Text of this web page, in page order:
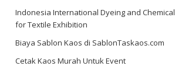
Indonesia International Dyeing and Chemical
for Textile Exhibition
Biaya Sablon Kaos di SablonTaskaos.com
Cetak Kaos Murah Untuk Event